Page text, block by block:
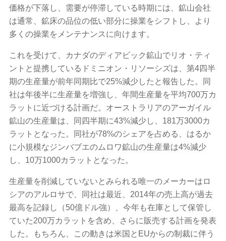
価格が下落し、需要が停滞している時期には、鉱山会社
は通常、鉱床の品位の低い部分に操業をシフトし、より
多くの操業をメンテナンスに向けます。
これを受けて、カナダのディアビック鉱山でリオ・ティ
ントと提携しているドミニオン・リソーシズは、第4四半
期の生産量が前年同期比で25%減少したと報告した。同
社は年後半に生産量を増強し、年間生産量を平均700万カ
ラットに近づける計画だ。オーストラリアのアーガイル
鉱山の生産量は、同四半期に43%減少し、181万3000カ
ラットとなった。同社が78%のシェアを占める、はるか
に小規模なジンバブエのムロワ鉱山の生産量は4%減少
し、10万1000カラットとなった。
生産量を削減していないとみられる唯一のメーカーはロ
シアのアルロサで、同社は最近、2014年の売上高が過去
最高を記録し（50億ドル強）、今年も在庫として保管し
ていた200万カラットを含め、さらに販売する計画を発表
した。もちろん、この動きは米国とEUからの制裁に伴う